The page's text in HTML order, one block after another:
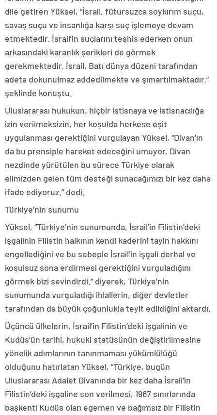
dile getiren Yüksel, “İsrail, fütursuzca soykırım suçu,
savaş suçu ve insanlığa karşı suç işlemeye devam
etmektedir. İsrail’in suçlarını teşhis ederken onun
arkasındaki karanlık şerikleri de görmek
gerekmektedir. İsrail, Batı dünya düzeni tarafından
adeta dokunulmaz addedilmekte ve şımartılmaktadır.”
şeklinde konuştu.
Uluslararası hukukun, hiçbir istisnaya ve istisnacılığa
izin verilmeksizin, her koşulda herkese eşit
uygulanması gerektiğini vurgulayan Yüksel, “Divan’ın
da bu prensiple hareket edeceğini umuyor, Divan
nezdinde yürütülen bu sürece Türkiye olarak
elimizden gelen tüm desteği sunacağımızı bir kez daha
ifade ediyoruz.” dedi.
Türkiye’nin sunumu
Yüksel, “Türkiye’nin sunumunda, İsrail’in Filistin’deki
işgalinin Filistin halkının kendi kaderini tayin hakkını
engellediğini ve bu sebeple İsrail’in işgali derhal ve
koşulsuz sona erdirmesi gerektiğini vurguladığını
görmek bizi sevindirdi.” diyerek, Türkiye’nin
sunumunda vurguladığı ihlallerin, diğer devletler
tarafından da büyük çoğunlukla teyit edildiğini aktardı.
Üçüncü ülkelerin, İsrail’in Filistin’deki işgalinin ve
Kudüs’ün tarihi, hukuki statüsünün değiştirilmesine
yönelik adımlarının tanınmaması yükümlülüğü
olduğunu hatırlatan Yüksel, “Türkiye, bugün
Uluslararası Adalet Divanında bir kez daha İsrail’in
Filistin’deki işgaline son verilmesi, 1967 sınırlarında
başkenti Kudüs olan egemen ve bağımsız bir Filistin